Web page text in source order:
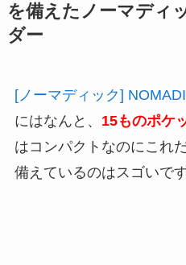
を備えたノーマディ
ダー
[ノーマディック]
にはなんと、 15ものポケ
はコンパクトなのにこれ
備えているのはスゴいです